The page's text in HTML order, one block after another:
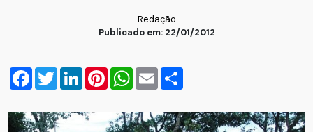
Redação
Publicado em: 22/01/2012
Facebook
TwitterLinkedInPinterestWhatsApp
Email